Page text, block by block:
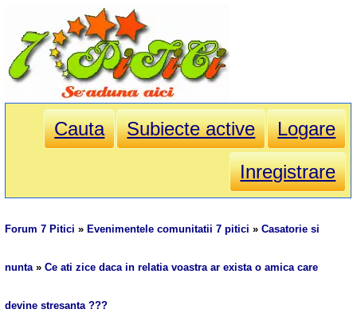
Cauta Subiecte active
Logare
Inregistrare
Forum 7 Pitici » Evenimentele comunitatii 7 pitici »Casatorie si
nunta»Ce ati zice daca in relatia voastra ar exista o amica care
devine stresanta ???